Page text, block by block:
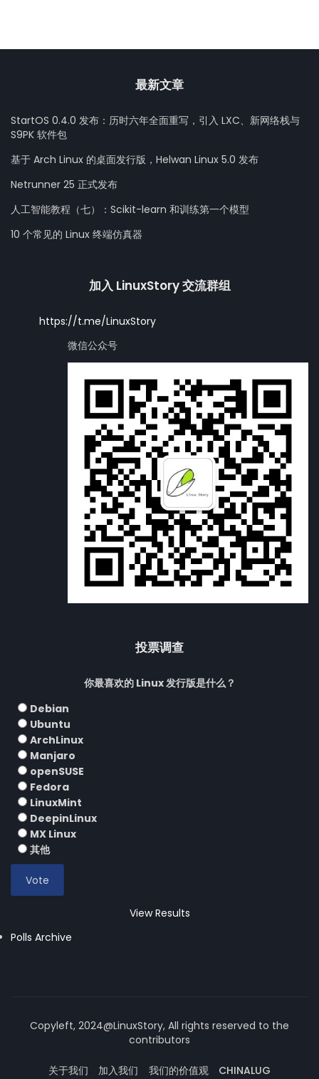
最新文章
StartOS 0.4.0 发布：历时六年全面重写，引入 LXC、新网络栈与
S9PK 软件包
基于 Arch Linux 的桌面发行版，Helwan Linux 5.0 发布
Netrunner 25 正式发布
人工智能教程（七）：Scikit-learn 和训练第一个模型
10 个常见的 Linux 终端仿真器
加入 LinuxStory 交流群组
https://t.me/LinuxStory
微信公众号
投票调查
你最喜欢的 Linux 发行版是什么？
Debian
Ubuntu
ArchLinux
Manjaro
openSUSE
Fedora
LinuxMint
DeepinLinux
MX Linux
其他
View Results
Polls Archive
Copyleft, 2024@LinuxStory, All rights reserved to the
contributors
关于我们 加入我们 我们的价值观 CHINALUG